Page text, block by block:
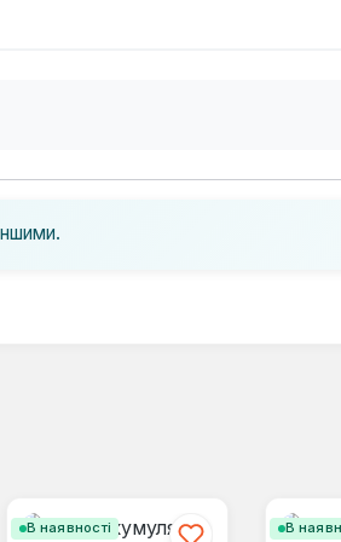
В наявності В